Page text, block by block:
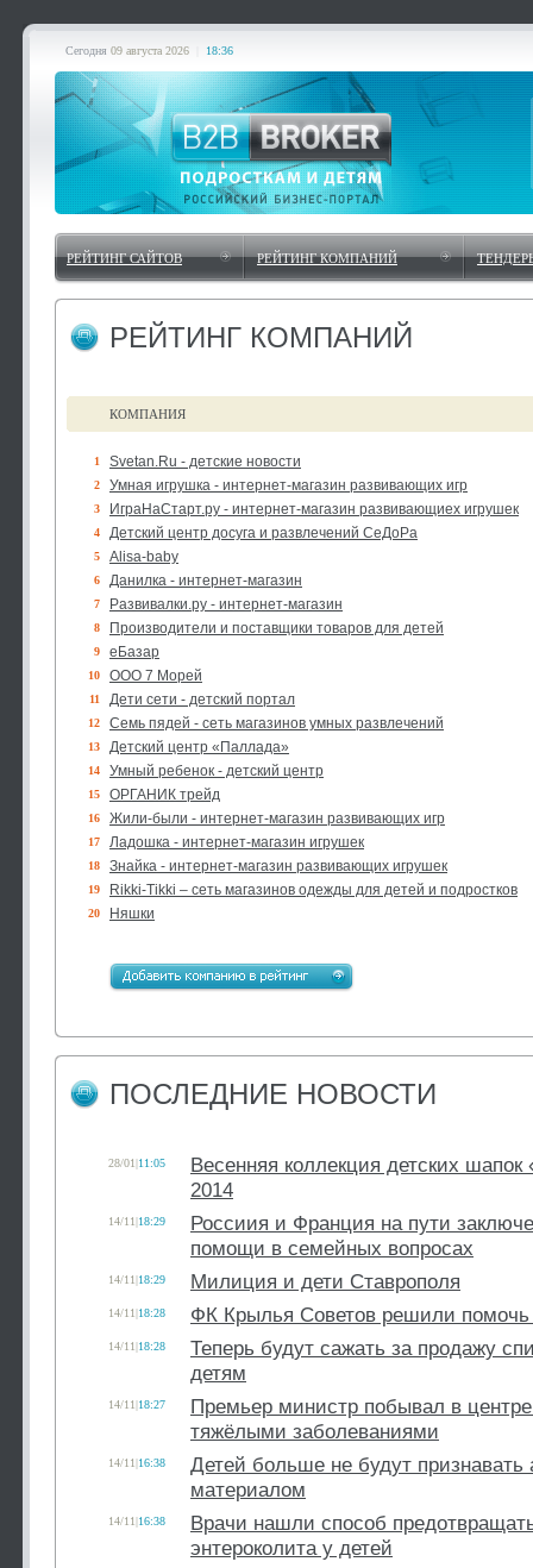
Сегодня 09 августа 2026 18:36
РЕЙТИНГ САЙТОВ РЕЙТИНГ КОМПАНИЙ
РЕЙТИНГ КОМПАНИЙ
КОМПАНИЯ
1 Svetan.Ru - детские новости
2 Умная игрушка - интернет-магазин развивающих игр
3 ИграНаСтарт.ру - интернет-магазин развивающиех игрушек
4 Детский центр досуга и развлечений СеДоРа
5 Alisa-baby
6 Данилка - интернет-магазин
7 Развивалки.ру - интернет-магазин
8 Производители и поставщики товаров для детей
9 еБазар
10 ООО 7 Морей
11 Дети сети - детский портал
12 Семь пядей - сеть магазинов умных развлечений
13 Детский центр «Паллада»
14 Умный ребенок - детский центр
15 ОРГАНИК трейд
16 Жили-были - интернет-магазин развивающих игр
17 Ладошка - интернет-магазин игрушек
18 Знайка - интернет-магазин развивающих игрушек
19 Rikki-Tikki – сеть магазинов одежды для детей и подростков
20 Няшки
ПОСЛЕДНИЕ НОВОСТИ
28/01|11:05
Весенняя коллекция детских шапок
2014
14/11|18:29
Россиия и Франция на пути
помощи в семейных вопросах
14/11|18:29 Милиция и дети Ставрополя
14/11|18:28 ФК Крылья Советов решили
14/11|18:28
Теперь будут сажать за продажу
детям
14/11|18:27
Премьер министр побывал в
тяжёлыми заболеваниями
14/11|16:38
Детей больше не будут признавать
материалом
14/11|16:38
Врачи нашли способ
энтероколита у детей